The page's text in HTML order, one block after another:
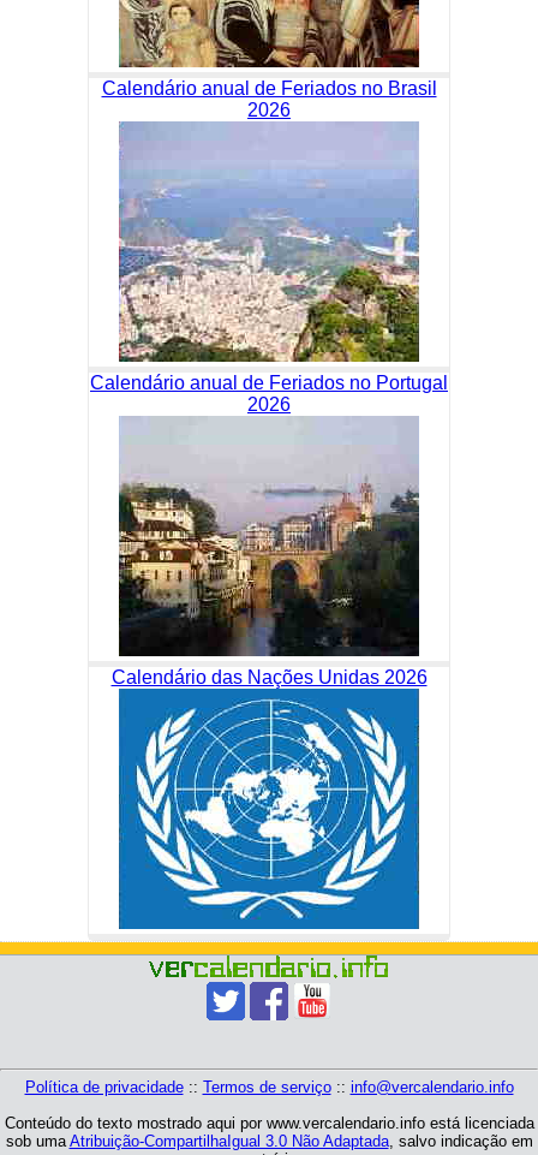
Calendário anual de Feriados no Brasil
2026
Calendário anual de Feriados no Portugal
2026
Calendário das Nações Unidas 2026
Política de privacidade:: Termos de serviço:: info@vercalendario.info
Conteúdo do texto mostrado aqui por www.vercalendario.info está licenciada
sob umaAtribuição-CompartilhaIgual 3.0 Não Adaptada, salvo indicação em